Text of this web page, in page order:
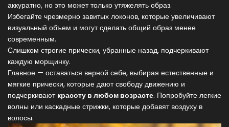
аккуратно, но это может только утяжелять образ.
Избегайте чрезмерно завитых локонов, которые увеличивают
визуальный объем и могут сделать общий образ менее
современным.
Слишком строгие прически, убранные назад, подчеркивают
каждую морщинку.
Главное — оставаться верной себе, выбирая естественные и
мягкие прически, которые дают свободу движению и
подчеркивают красоту в любом возрасте. Попробуйте легкие
волны или каскадные стрижки, которые добавят воздуху в
волосы.